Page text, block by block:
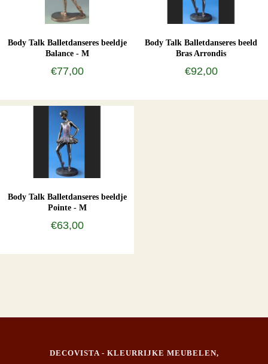
Body Talk Balletdanseres beeldje
Balance - M
€77,00
Body Talk Balletdanseres beeld
Bras Arrondis
€92,00
Body Talk Balletdanseres beeldje
Pointe - M
€63,00
DECOVISTA - KLEURRIJKE MEUBELEN,